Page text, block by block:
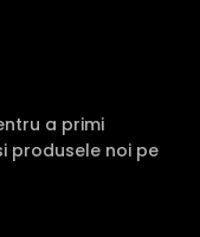
a primi
produsele noi pe